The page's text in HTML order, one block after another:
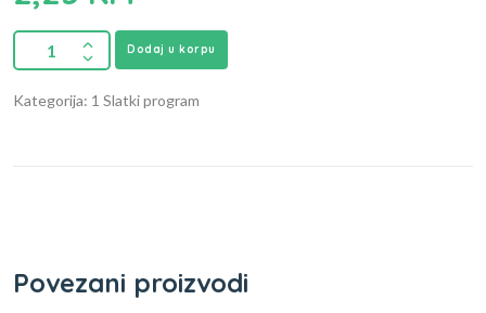
Dodaj u korpu
Kategorija: 1 Slatki program
Povezani proizvodi